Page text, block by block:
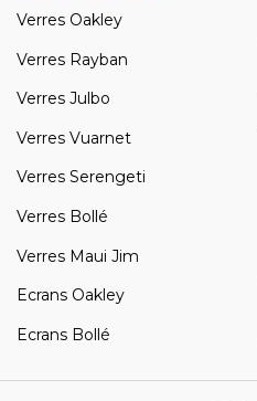
Verres Oakley
Verres Rayban
Verres Julbo
Verres Vuarnet
Verres Serengeti
Verres Bollé
Verres Maui Jim
Ecrans Oakley
Ecrans Bollé